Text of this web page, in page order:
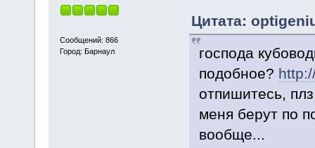
Сообщений: 866
Город: Барнаул
Цитата:
господа
подобное?
отпишитесь,
меня берут по
вообще...